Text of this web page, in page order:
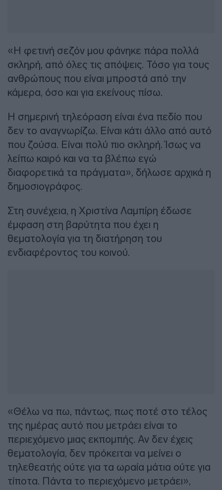
«Η φετινή σεζόν μου φάνηκε πάρα πολλά
σκληρή, από όλες τις απόψεις. Τόσο για τους
ανθρώπους που είναι μπροστά από την
κάμερα, όσο και για εκείνους πίσω.
Η σημερινή τηλεόραση είναι ένα πεδίο που
δεν το αναγνωρίζω. Είναι κάτι άλλο από αυτό
που ζούσα. Είναι πολύ πιο σκληρή. Ίσως να
λείπω καιρό και να τα βλέπω εγώ
διαφορετικά τα πράγματα», δήλωσε αρχικά η
δημοσιογράφος.
Στη συνέχεια, η Χριστίνα Λαμπίρη έδωσε
έμφαση στη βαρύτητα που έχει η
θεματολογία για τη διατήρηση του
ενδιαφέροντος του κοινού.
«Θέλω να πω, πάντως, πως ποτέ στο τέλος
της ημέρας αυτό που μετράει είναι το
περιεχόμενο μιας εκπομπής. Αν δεν έχεις
θεματολογία, δεν πρόκειται να μείνει ο
τηλεθεατής ούτε για τα ωραία μάτια ούτε για
τίποτα. Πάντα το περιεχόμενο μετράει»,